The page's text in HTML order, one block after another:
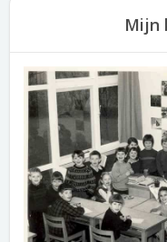
Mijn